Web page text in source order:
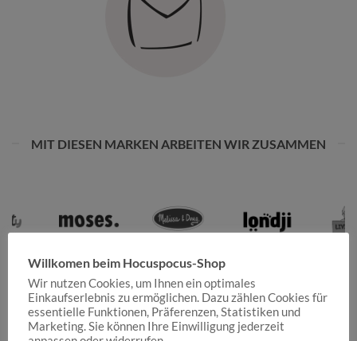
MIT DIESEN MARKEN ARBEITEN WIR ZUSAMMEN
Willkomen beim Hocuspocus-Shop
Wir nutzen Cookies, um Ihnen ein optimales
Einkaufserlebnis zu ermöglichen. Dazu zählen Cookies für
essentielle Funktionen, Präferenzen, Statistiken und
Marketing. Sie können Ihre Einwilligung jederzeit